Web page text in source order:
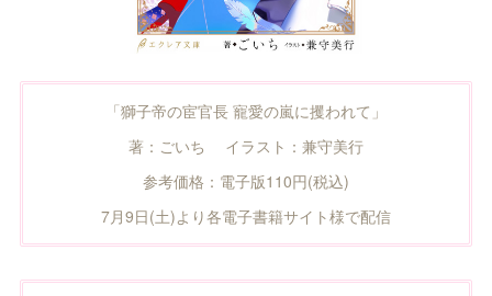
「獅子帝の宦官長 寵愛の嵐に攫われて」
著：ごいち イラスト：兼守美行
参考価格：電子版110円(税込)
7月9日(土)より各電子書籍サイト様で配信